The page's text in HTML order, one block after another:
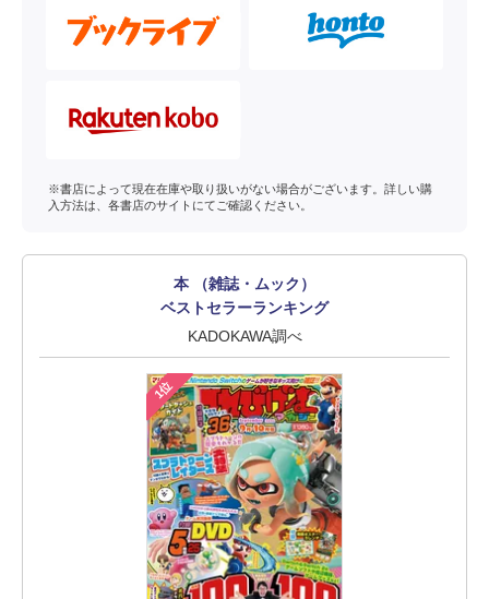
※書店によって現在在庫や取り扱いがない場合がございます。詳しい購
入方法は、各書店のサイトにてご確認ください。
本 （雑誌・ムック）
ベストセラーランキング
KADOKAWA調べ
1位